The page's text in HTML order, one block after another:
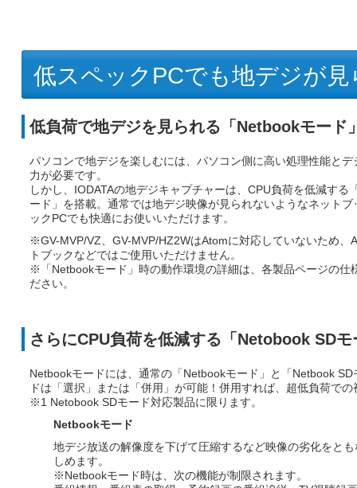
低スペックPCでも地デジが見
低負荷で地デジを見られる「Netbookモード
パソコンで地デジを楽しむには、パソコン側に高い処理性能とデ
力が必要です。
しかし、IODATAの地デジキャプチャーは、CPU負荷を低減する
ード」を搭載。通常では地デジ映像が見られないようなネットブ
ックPCでも快適にお使いいただけます。
※GV-MVP/VZ、GV-MVP/HZ2WはAtomに対応していないため、
トブックなどではご使用いただけません。
※「Netbookモード」時の動作環境の詳細は、各製品ページの仕
ださい。
さらにCPU負荷を低減する「Netobook SDモ
Netbookモードには、通常の「Netbookモード」と「Netbook
ドは「選択」または「併用」が可能！併用すれば、超低負荷で
※1 Netobook SDモード対応製品に限ります。
Netbookモード
地デジ放送の解像度を下げて圧縮するなど映像の劣化をと
しめます。
※Netbookモード時は、次の機能が制限されます。